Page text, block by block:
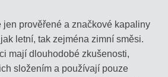
prověřené a značkové kapaliny
letní, tak zejména zimní směsi.
mají dlouhodobé zkušenosti,
složením a používají pouze